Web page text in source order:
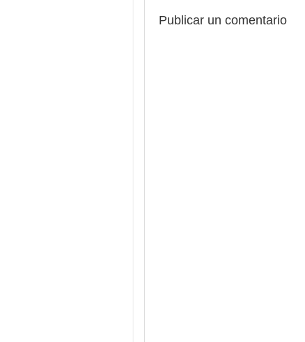
Publicar un comentario